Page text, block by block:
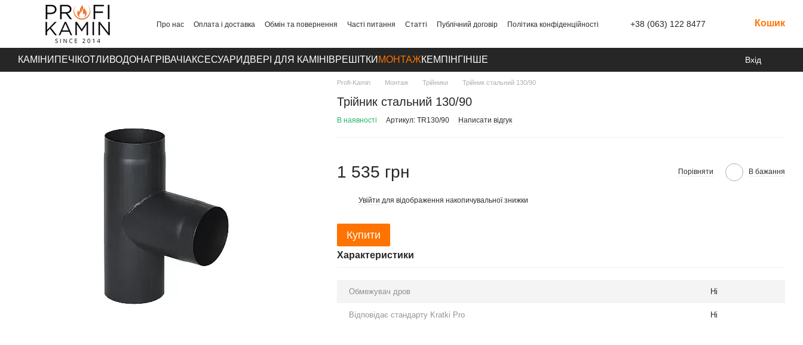
Перейти до основного контенту
Про нас Оплата і доставка Обмін та повернення Часті питання Статті Публічний договір
Політика конфіденційності
+38 (063) 122 8477 Кошик
КАМІНИ ПЕЧІ КОТЛИ ВОДОНАГРІВАЧІ АКСЕСУАРИДВЕРІ ДЛЯ КАМІНІВРЕШІТКИ МОНТАЖКЕМПІНГ ІНШЕ Вхід
Profi-Kamin Монтаж Трійники Трійник стальний 130/90
Трійник стальний 130/90
В наявності Артикул: TR130/90 Написати відгук
1 535 грн Порівняти В бажання
Увійти для відображення накопичувальної знижки
Купити
Характеристики
Обмежувач дров Ні
Відповідає стандарту Kratki Pro Ні